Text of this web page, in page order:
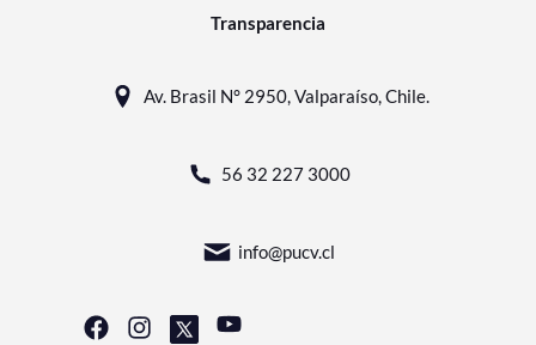
Transparencia
Av. Brasil N° 2950, Valparaíso, Chile.
56 32 227 3000
info@pucv.cl